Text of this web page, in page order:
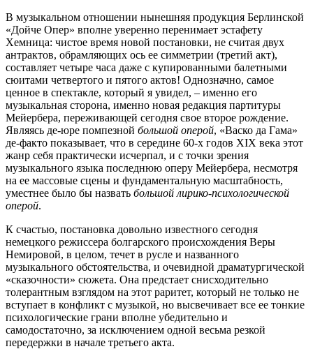
В музыкальном отношении нынешняя продукция Берлинской
«Дойче Опер» вполне уверенно перенимает эстафету
Хемница: чистое время новой постановки, не считая двух
антрактов, обрамляющих ось ее симметрии (третий акт),
составляет четыре часа даже с купированными балетными
сюитами четвертого и пятого актов! Однозначно, самое
ценное в спектакле, который я увидел, – именно его
музыкальная сторона, именно новая редакция партитуры
Мейербера, переживающей сегодня свое второе рождение.
Являясь де-юре помпезной большой оперой, «Васко да Гама»
де-факто показывает, что в середине 60-х годов XIX века этот
жанр себя практически исчерпал, и с точки зрения
музыкального языка последнюю оперу Мейербера, несмотря
на ее массовые сцены и фундаментальную масштабность,
уместнее было бы назвать большой лирико-психологической
оперой.
К счастью, постановка довольно известного сегодня
немецкого режиссера болгарского происхождения Веры
Немировой, в целом, течет в русле и названного
музыкального обстоятельства, и очевидной драматургической
«сказочности» сюжета. Она предстает снисходительно
толерантным взглядом на этот раритет, который не только не
вступает в конфликт с музыкой, но высвечивает все ее тонкие
психологические грани вполне убедительно и
самодостаточно, за исключением одной весьма резкой
передержки в начале третьего акта.